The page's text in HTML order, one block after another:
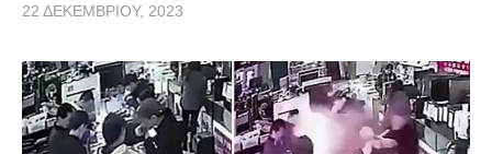
22 ΔΕΚΕΜΒΡΊΟΥ, 2023